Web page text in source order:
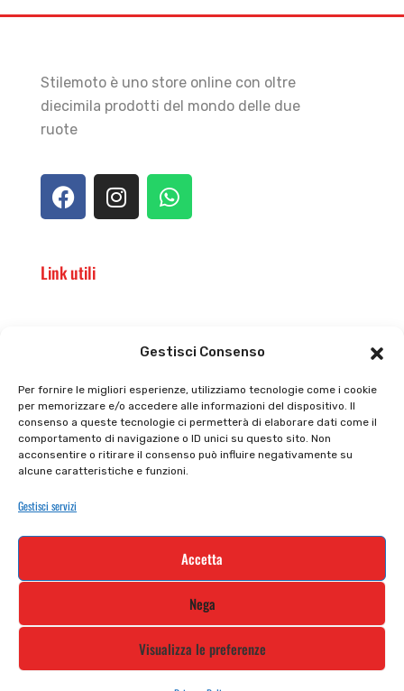
Gestisci Consenso
Per fornire le migliori esperienze, utilizziamo tecnologie come i cookie
per memorizzare e/o accedere alle informazioni del dispositivo. Il
consenso a queste tecnologie ci permetterà di elaborare dati come il
comportamento di navigazione o ID unici su questo sito. Non
acconsentire o ritirare il consenso può influire negativamente su
alcune caratteristiche e funzioni.
Gestisci servizi
Accetta
Nega
Visualizza le preferenze
Stilemoto è uno store online con oltre
diecimila prodotti del mondo delle due
ruote
Link utili
Privacy policy
Cookie policy
Tutti prodotti
Termini e condizioni
Iscriviti alla nostra newsletter e rimani